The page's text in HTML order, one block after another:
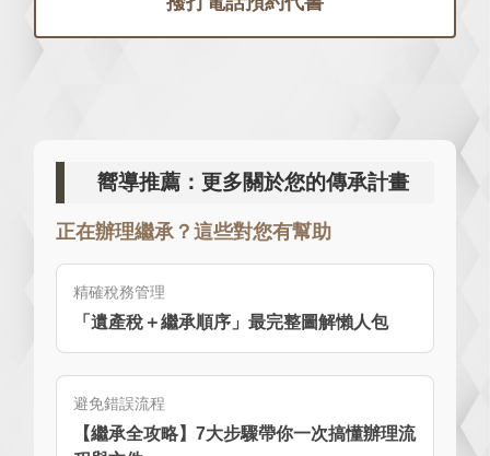
嚮導推薦：更多關於您的傳承計畫
正在辦理繼承？這些對您有幫助
精確稅務管理
「遺產稅＋繼承順序」最完整圖解懶人包
避免錯誤流程
【繼承全攻略】7大步驟帶你一次搞懂辦理流